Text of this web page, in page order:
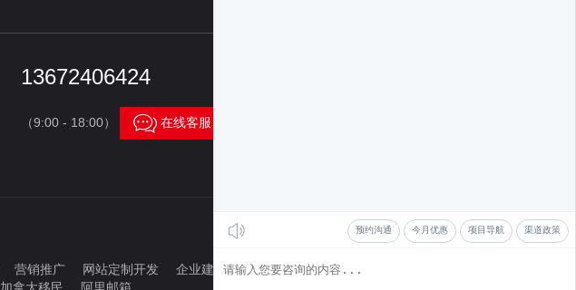
13672406424
（9:00 - 18:00）  在线客服
营销推广 网站定制开发 企业建站 品牌推广 孩视宝台灯